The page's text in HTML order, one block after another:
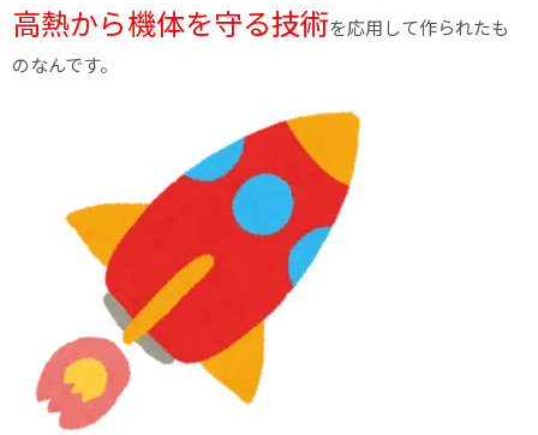
高熱から機体を守る技術を応用して作られたも
のなんです。